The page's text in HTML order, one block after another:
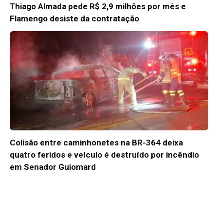
Thiago Almada pede R$ 2,9 milhões por mês e
Flamengo desiste da contratação
Colisão entre caminhonetes na BR-364 deixa
quatro feridos e veículo é destruído por incêndio
em Senador Guiomard